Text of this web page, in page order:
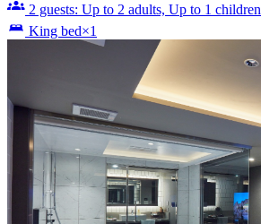
2 guests: Up to 2 adults, Up to 1 children
King bed×1